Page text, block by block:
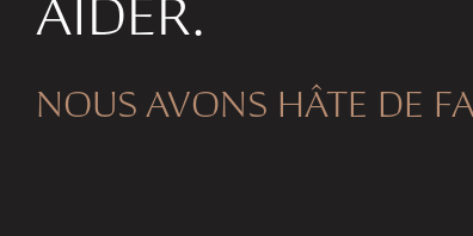
AIDER.
NOUS AVONS HÂTE DE